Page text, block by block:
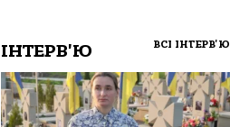
ІНТЕРВ'Ю ВСІ ІНТЕРВ'Ю